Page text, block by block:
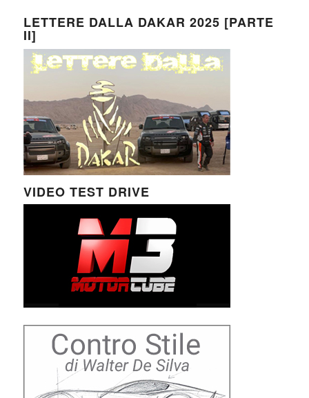
LETTERE DALLA DAKAR 2025 [PARTE
II]
VIDEO TEST DRIVE